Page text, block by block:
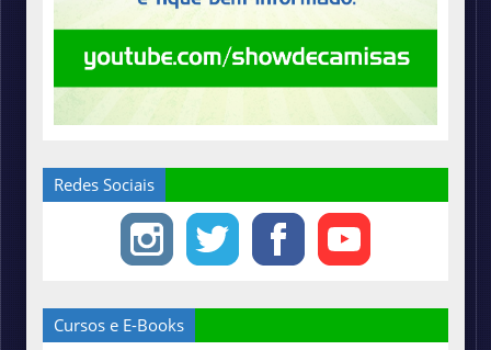
Redes Sociais
Cursos e E-Books